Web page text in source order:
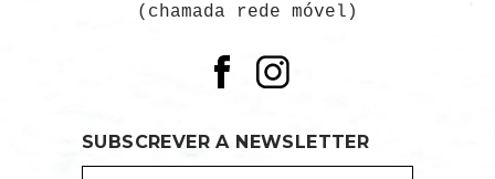
(chamada rede móvel)
SUBSCREVER A NEWSLETTER